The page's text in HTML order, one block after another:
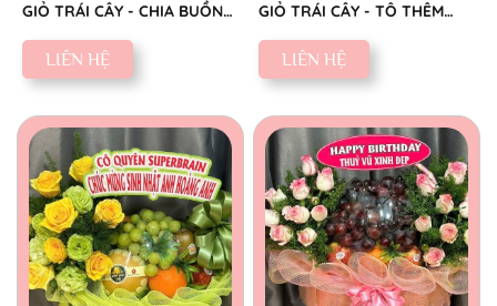
GIỎ TRÁI CÂY - CHIA BUỒN
CHÂN THÀNH
LIÊN HỆ
GIỎ TRÁI CÂY - TÔ THÊM
SẮC NGỌT
LIÊN HỆ